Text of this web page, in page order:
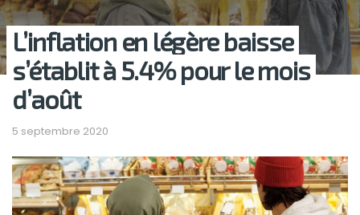
L’inflation en légère baisse
s’établit à 5.4% pour le mois
d’août
5 septembre 2020